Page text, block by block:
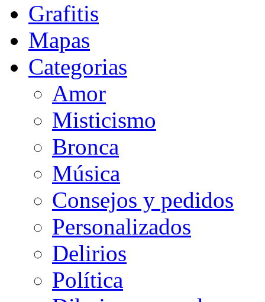
Grafitis
Mapas
Categorias
Amor
Misticismo
Bronca
Música
Consejos y pedidos
Personalizados
Delirios
Política